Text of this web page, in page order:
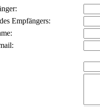
Empfängers: